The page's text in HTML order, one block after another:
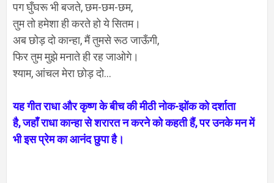
पग घुँघरू भी बजते,छम-छम-छम,
तुम तो हमेशा ही करते हो ये सितम।
अब छोड़ दो कान्हा,मैं तुमसे रूठ जाऊँगी,
फिर तुम मुझे मनाते ही रह जाओगे।
श्याम,आंचल मेरा छोड़ दो...
यह गीत राधा और कृष्ण के बीच की मीठी नोक-झोंक को दर्शाता
है,जहाँ राधा कान्हा से शरारत न करने को कहती हैं,पर उनके मन में
भी इस प्रेम का आनंद छुपा है।